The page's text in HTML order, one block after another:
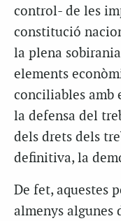
control- de les
constitució
la plena
elements
conciliables amb
la defensa del
dels drets dels
definitiva, la
De fet, aquestes
almenys algunes